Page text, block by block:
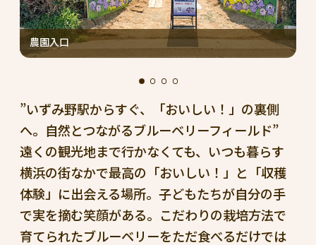
農園入口
”いずみ野駅からすぐ、「おいしい！」の裏側
へ。自然とつながるブルーベリーフィールド”
遠くの観光地まで行かなくても、いつも暮らす
横浜の街なかで最高の「おいしい！」と「収穫
体験」に出会える場所。子どもたちが自分の手
で実を摘む笑顔がある。こだわりの栽培方法で
育てられたブルーベリーをただ食べるだけでは